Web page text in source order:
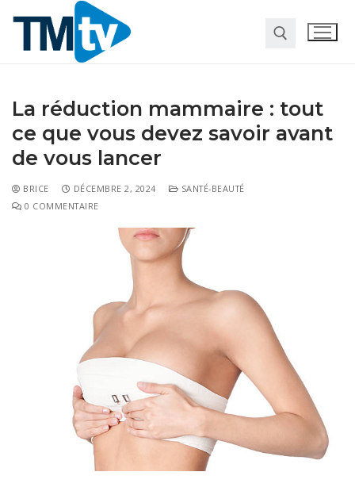
Transformation digitale
Gastronomie
Tourisme
Santé-Beauté
Coronavirus
La réduction mammaire : tout
ce que vous devez savoir avant
de vous lancer
BRICE DÉCEMBRE 2, 2024
SANTÉ-BEAUTÉ
0 COMMENTAIRE